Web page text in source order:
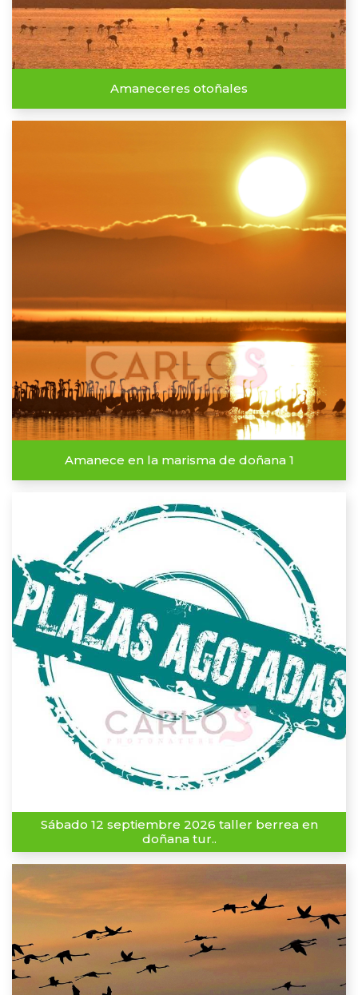
Amaneceres otoñales
Amanece en la marisma de doñana 1
Sábado 12 septiembre 2026 taller berrea en
doñana tur..